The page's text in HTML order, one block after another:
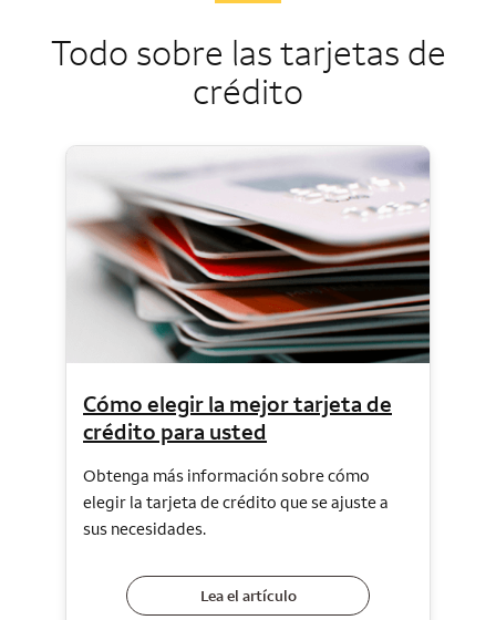
Todo sobre las tarjetas de
crédito
Cómo elegir la mejor tarjeta de
crédito para usted
Obtenga más información sobre cómo
elegir la tarjeta de crédito que se ajuste a
sus necesidades.
Lea el artículo